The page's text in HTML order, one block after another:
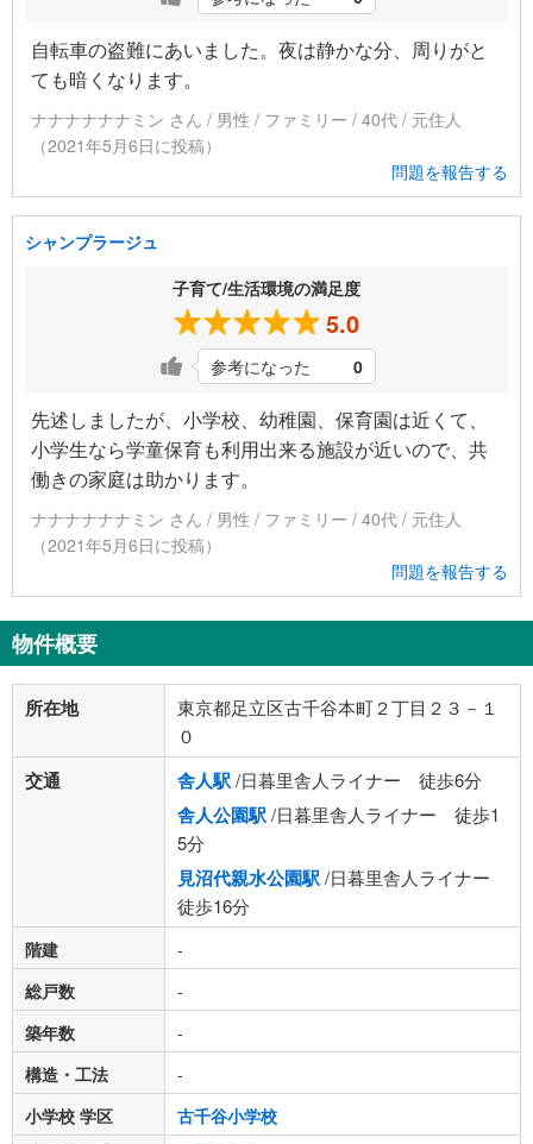
自転車の盗難にあいました。夜は静かな分、周りがと
ても暗くなります。
ナナナナナナミン さん / 男性 / ファミリー / 40代 / 元住人
（2021年5月6日に投稿）
問題を報告する
シャンプラージュ
子育て/生活環境の満足度
5.0
参考になった 0
先述しましたが、小学校、幼稚園、保育園は近くて、
小学生なら学童保育も利用出来る施設が近いので、共
働きの家庭は助かります。
ナナナナナナミン さん / 男性 / ファミリー / 40代 / 元住人
（2021年5月6日に投稿）
問題を報告する
物件概要
所在地
東京都足立区古千谷本町２丁目２３－１
０
交通 舎人駅/日暮里舎人ライナー 徒歩6分
舎人公園駅/日暮里舎人ライナー 徒歩1
5分
見沼代親水公園駅/日暮里舎人ライナー
徒歩16分
階建
-
総戸数
-
築年数
-
構造・工法
-
小学校 学区
古千谷小学校